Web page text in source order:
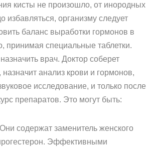
кисты не произошло, от инородных
избавляться, организму следует
баланс выработки гормонов в
принимая специальные таблетки.
врач. Доктор соберет
анализ крови и гормонов,
исследование, и только после
препаратов. Это могут быть:
содержат заменитель женского
Эффективными